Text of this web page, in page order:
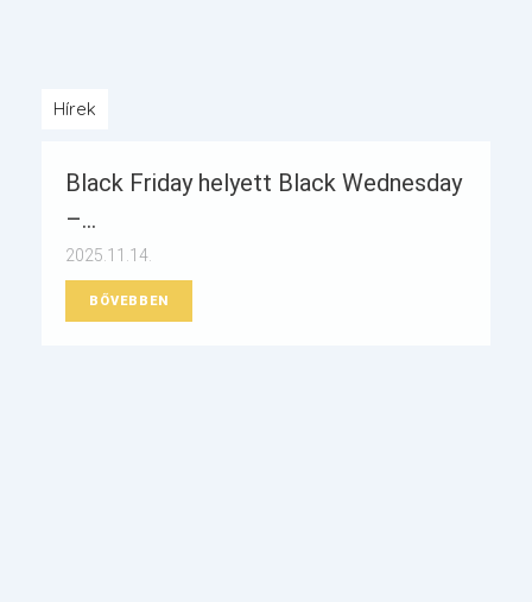
Hírek
Black Friday helyett Black Wednesday
–...
2025.11.14.
BŐVEBBEN